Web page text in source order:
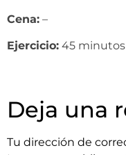
Cena: –
Ejercicio: 45
Deja una
Tu dirección de